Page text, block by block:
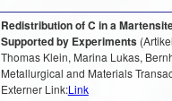
Redistribution of C in a
Supported by Experiments
Thomas Klein, Marina Lukas,
Metallurgical and Materials
Externer Link:Link